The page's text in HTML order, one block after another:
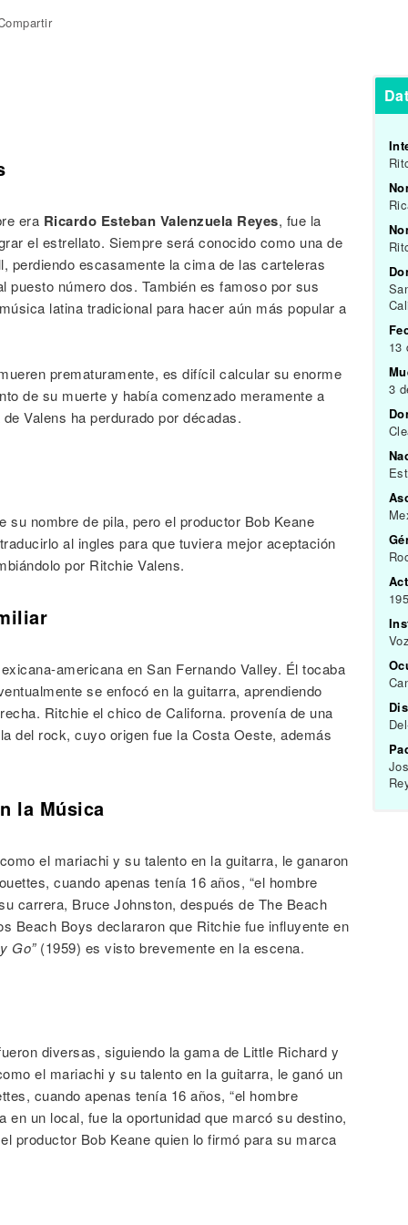
era Ricardo Esteban Valenzuela Reyes, fue la
el estrellato. Siempre será conocido como una de
perdiendo escasamente la cima de las carteleras
puesto número dos. También es famoso por sus
latina tradicional para hacer aún más popular a
prematuramente, es difícil calcular su enorme
de su muerte y había comenzado meramente a
Valens ha perdurado por décadas.
su nombre de pila, pero el productor Bob Keane
al ingles para que tuviera mejor aceptación
por Ritchie Valens.
americana en San Fernando Valley. Él tocaba
se enfocó en la guitarra, aprendiendo
Ritchie el chico de Californa. provenía de una
del rock, cuyo origen fue la Costa Oeste, además
la Música
el mariachi y su talento en la guitarra, le ganaron
cuando apenas tenía 16 años, “el hombre
carrera, Bruce Johnston, después de The Beach
Beach Boys declararon que Ritchie fue influyente en
Go”(1959) es visto brevemente en la escena.
diversas, siguiendo la gama de Little Richard y
el mariachi y su talento en la guitarra, le ganó un
cuando apenas tenía 16 años, “el hombre
en un local, fue la oportunidad que marcó su destino,
productor Bob Keane quien lo firmó para su marca
13
3